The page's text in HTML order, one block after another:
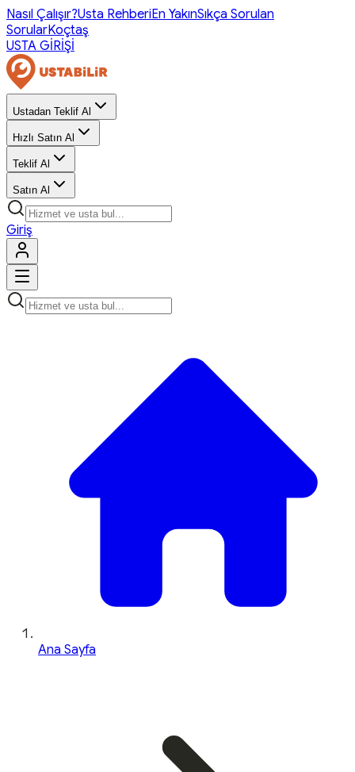
Nasıl Çalışır?Usta RehberiEn YakınSıkça Sorulan
SorularKoçtaş
USTA GİRİŞİ
Ustadan Teklif Al
Hızlı Satın Al
Teklif Al
Satın Al
Giriş
Ana Sayfa